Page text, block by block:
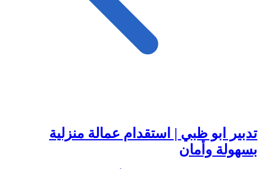
تدبير ابو ظبي | استقدام عمالة منزلية
بسهولة وأمان